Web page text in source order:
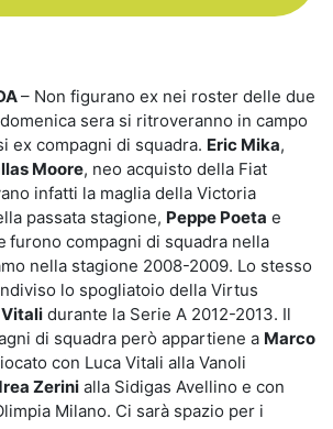
– Non figurano ex nei roster delle due
sera si ritroveranno in campo
ex compagni di squadra. Eric Mika,
Moore, neo acquisto della Fiat
infatti la maglia della Victoria
passata stagione, Peppe Poeta e
furono compagni di squadra nella
nella stagione 2008-2009. Lo stesso
lo spogliatoio della Virtus
durante la Serie A 2012-2013. Il
di squadra però appartiene a Marco
con Luca Vitali alla Vanoli
Zerini alla Sidigas Avellino e con
Milano. Ci sarà spazio per i